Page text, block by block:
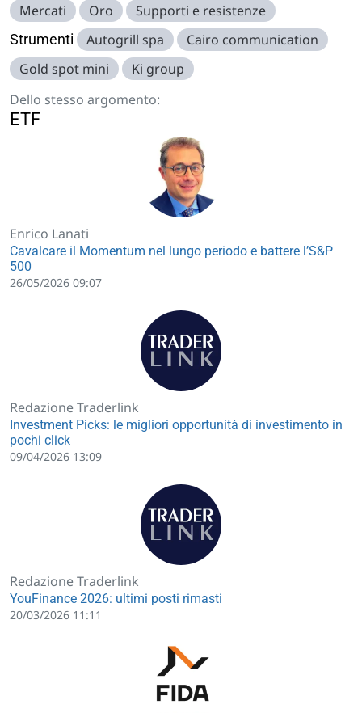
Mercati
Oro Supporti e resistenze
Strumenti Autogrill spa
Cairo communication
Gold spot mini
Ki group
Dello stesso argomento:
ETF
Enrico Lanati
Cavalcare il Momentum nel lungo periodo e battere l’S&P
500
26/05/2026 09:07
Redazione Traderlink
Investment Picks: le migliori opportunità di investimento in
pochi click
09/04/2026 13:09
Redazione Traderlink
YouFinance 2026: ultimi posti rimasti
20/03/2026 11:11